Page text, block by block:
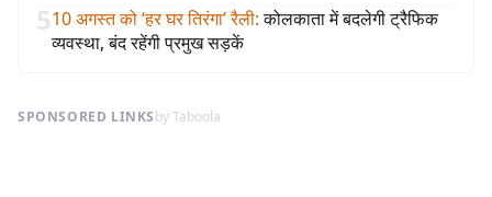
510 अगस्त को ‘हर घर तिरंगा’ रैली: कोलकाता में बदलेगी ट्रैफिक
व्यवस्था, बंद रहेंगी प्रमुख सड़कें
SPONSORED LINKSby Taboola